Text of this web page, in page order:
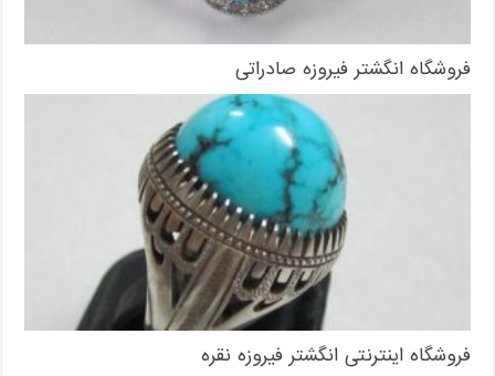
فروشگاه انگشتر فیروزه صادراتی
فروشگاه اینترنتی انگشتر فیروزه نقره